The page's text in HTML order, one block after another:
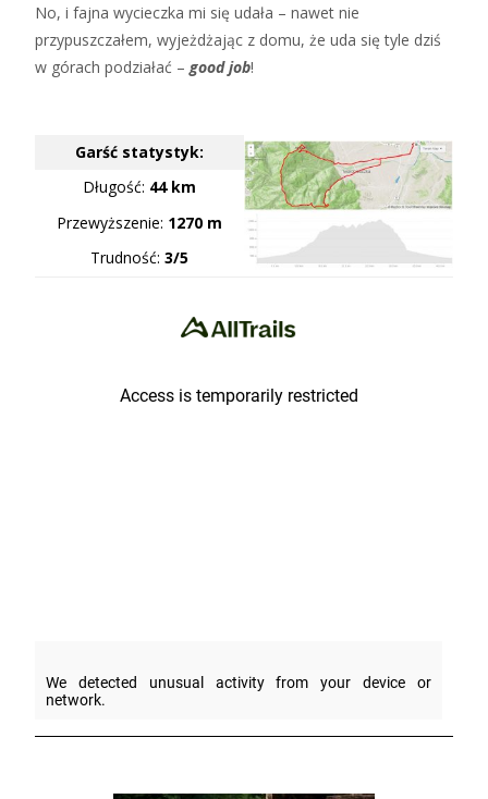
No, i fajna wycieczka mi się udała – nawet nie
przypuszczałem, wyjeżdżając z domu, że uda się tyle dziś
w górach podziałać – good job!
Garść statystyk:
Długość: 44 km
Przewyższenie: 1270 m
Trudność: 3/5